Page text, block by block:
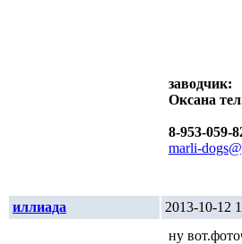
заводчик:
Оксана
8-953-059-
marli-
иллиада 2013-10-
ну